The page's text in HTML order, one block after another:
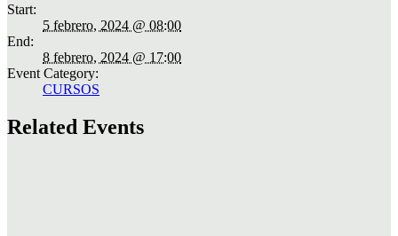
Start:
5 febrero, 2024 @ 08:00
End:
8 febrero, 2024 @ 17:00
Event Category:
CURSOS
Related Events